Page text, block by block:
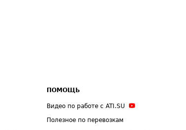
ПОМОЩЬ
Видео по работе с ATI.SU
Полезное по перевозкам